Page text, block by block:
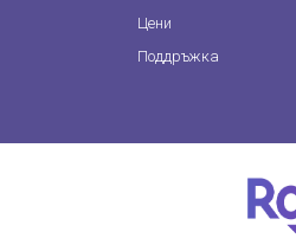
Цени
Поддръжка